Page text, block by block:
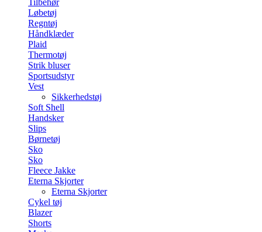
Tilbehør
Løbetøj
Regntøj
Håndklæder
Plaid
Thermotøj
Strik bluser
Sportsudstyr
Vest
Sikkerhedstøj
Soft Shell
Handsker
Slips
Børnetøj
Sko
Sko
Fleece Jakke
Eterna Skjorter
Eterna Skjorter
Cykel tøj
Blazer
Shorts